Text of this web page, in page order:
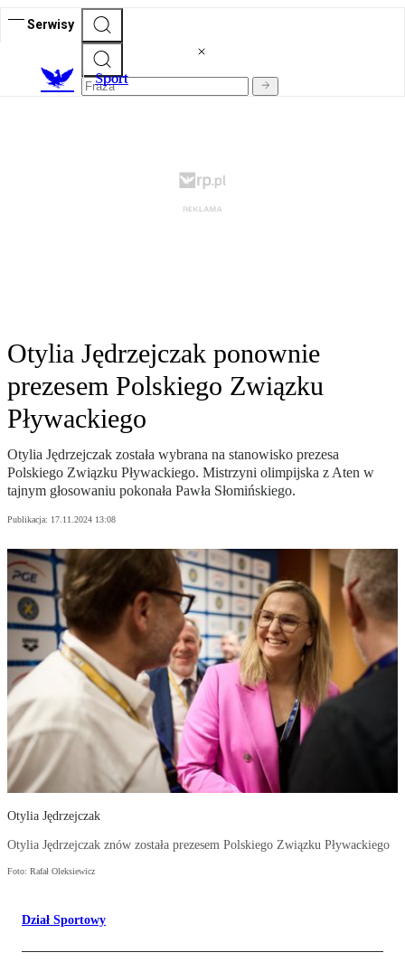
Serwisy
Sport
Otylia Jędrzejczak ponownie
prezesem Polskiego Związku
Pływackiego
Otylia Jędrzejczak została wybrana na stanowisko prezesa
Polskiego Związku Pływackiego. Mistrzyni olimpijska z Aten w
tajnym głosowaniu pokonała Pawła Słomińskiego.
Publikacja: 17.11.2024 13:08
Otylia Jędrzejczak
Otylia Jędrzejczak znów została prezesem Polskiego Związku Pływackiego
Foto: Rafał Oleksiewicz
Dział Sportowy